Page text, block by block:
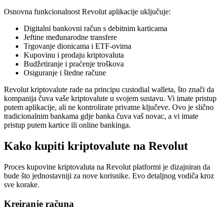
Osnovna funkcionalnost Revolut aplikacije uključuje:
Digitalni bankovni račun s debitnim karticama
Jeftine međunarodne transfere
Trgovanje dionicama i ETF-ovima
Kupovinu i prodaju kriptovaluta
Budžetiranje i praćenje troškova
Osiguranje i štedne račune
Revolut kriptovalute rade na principu custodial walleta, što znači da
kompanija čuva vaše kriptovalute u svojem sustavu. Vi imate pristup
putem aplikacije, ali ne kontrolirate privatne ključeve. Ovo je slično
tradicionalnim bankama gdje banka čuva vaš novac, a vi imate
pristup putem kartice ili online bankinga.
Kako kupiti kriptovalute na Revolut
Proces kupovine kriptovaluta na Revolut platformi je dizajniran da
bude što jednostavniji za nove korisnike. Evo detaljnog vodiča kroz
sve korake.
Kreiranje računa